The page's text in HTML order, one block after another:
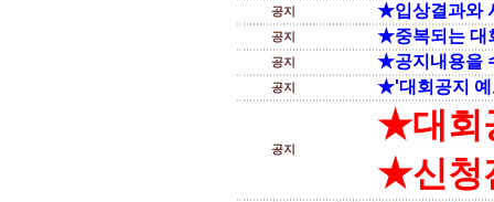
공지 ★입상결과와
공지 ★중복되는 대
공지 ★공지내용을
공지 ★'대회공지 예
공지
★대회
★신청